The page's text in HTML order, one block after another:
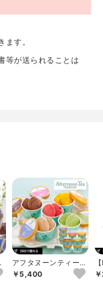
す。
等が送られることは
アフタヌーンティー・
ティールーム ジェラ
ートギフトC 1...
￥5,400